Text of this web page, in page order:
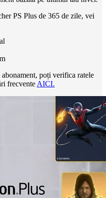
PS Plus de 365 de zile, vei
poți verifica ratele
frecvente AICI.